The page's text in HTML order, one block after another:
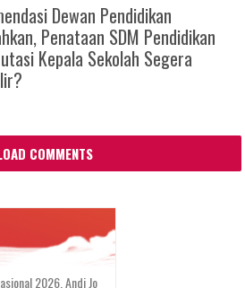
Dewan Pendidikan
Penataan SDM Pendidikan
Kepala Sekolah Segera
COMMENTS
2026, Andi Jo